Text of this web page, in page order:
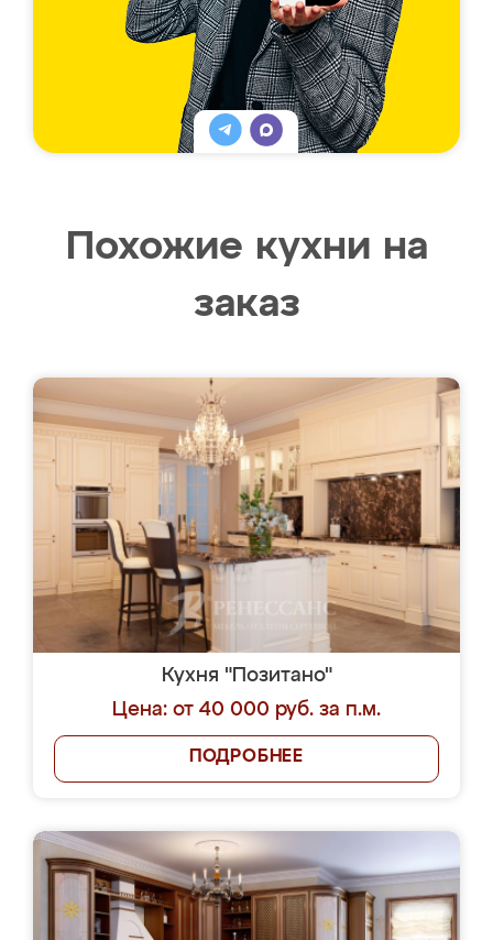
Похожие кухни на
заказ
Кухня "Позитано"
Цена: от 40 000 руб. за п.м.
ПОДРОБНЕЕ